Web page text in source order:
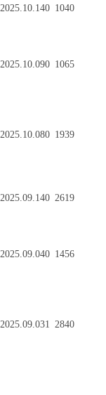
2025.10.140 1040
2025.10.090 1065
2025.10.080 1939
2025.09.140 2619
2025.09.040 1456
2025.09.031 2840